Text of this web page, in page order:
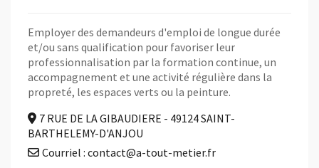
Employer des demandeurs d'emploi de longue durée
et/ou sans qualification pour favoriser leur
professionnalisation par la formation continue, un
accompagnement et une activité régulière dans la
propreté, les espaces verts ou la peinture.
7 RUE DE LA GIBAUDIERE - 49124 SAINT-
BARTHELEMY-D'ANJOU
Courriel : contact@a-tout-metier.fr